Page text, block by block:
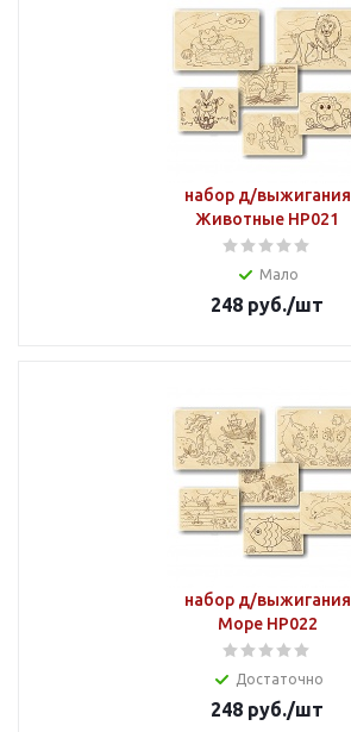
набор д/выжигания
Животные НР021
Мало
248 руб./шт
набор д/выжигания
Море НР022
Достаточно
248 руб./шт